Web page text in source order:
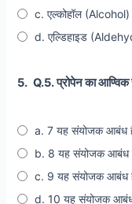
c. एल्कोहॉल (Alcohol)
d. एल्डिहाइड
5. Q.5. प्रोपेन का
a. 7 यह संयोजक आबंध
b. 8 यह संयोजक आबंध
c. 9 यह संयोजक आबंध
d. 10 यह संयोजक